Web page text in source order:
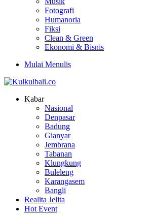
Fotografi
Humanoria
Fiksi
Clean & Green
Ekonomi & Bisnis
Mulai Menulis
Kabar
Nasional
Denpasar
Badung
Gianyar
Jembrana
Tabanan
Klungkung
Buleleng
Karangasem
Bangli
Realita Jelita
Hot Event